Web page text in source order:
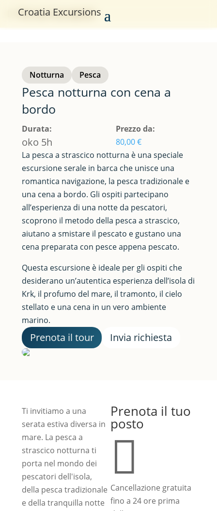
Croatia Excursions
This tour has expired
Notturna Pesca
Pesca notturna con cena a
bordo
Durata:
oko 5h
Prezzo da:
80,00€
La pesca a strascico notturna è una speciale
escursione serale in barca che unisce una
romantica navigazione, la pesca tradizionale e
una cena a bordo. Gli ospiti partecipano
all’esperienza di una notte da pescatori,
scoprono il metodo della pesca a strascico,
aiutano a smistare il pescato e gustano una
cena preparata con pesce appena pescato.
Questa escursione è ideale per gli ospiti che
desiderano un’autentica esperienza dell’isola di
Krk, il profumo del mare, il tramonto, il cielo
stellato e una cena in un vero ambiente
marino.
Prenota il tour Invia richiesta
Ti invitiamo a una
serata estiva diversa in
mare. La pesca a
strascico notturna ti
porta nel mondo dei
pescatori dell'isola,
della pesca tradizionale
e della tranquilla notte
Prenota il tuo
posto

Cancellazione gratuita
fino a 24 ore prima